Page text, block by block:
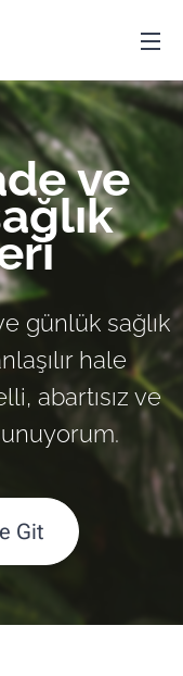
ve
günlük sağlık
hale
abartısız ve
Git